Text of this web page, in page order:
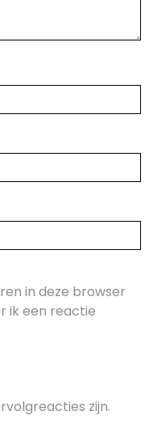
in deze browser
ik een reactie
zijn.